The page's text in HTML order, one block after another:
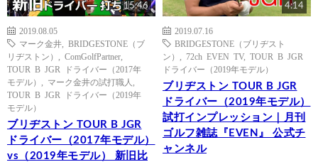
15:46
2019.08.05
マーク金井
BRIDGESTONE（ブ
リヂストン）
ComGolfPartner
TOUR B JGR ドライバー（2017年
モデル）
マーク金井の試打職人
TOUR B JGR ドライバー（2019年
モデル）
ブリヂストン TOUR B JGR
ドライバー（2017年モデル）
vs（2019年モデル） 新旧比
4:14
2019.07.16
BRIDGESTONE（ブリヂスト
ン）
72ch EVEN TV, TOUR B JGR
ドライバー（2019年モデル）
ブリヂストン TOUR B JGR
ドライバー（2019年モデル）
試打インプレッション｜月刊
ゴルフ雑誌『EVEN』 公式チ
ャンネル